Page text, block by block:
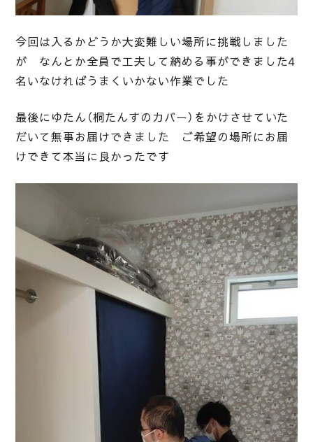
今回は入るかどうか大変難しい場所に挑戦しました
が なんとか全員で工夫して納める事ができました4
名いなければうまくいかない作業でした
最後にゆたん（桐たんすのカバー）をかけさせていた
だいて無事お届けできました ご希望の場所にお届
けできて本当に良かったです